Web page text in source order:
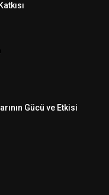
Gücü ve Etkisi